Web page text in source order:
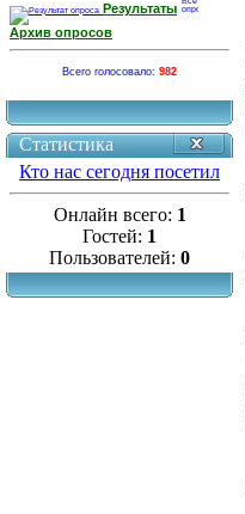
Результаты
Архив опросов
Всего голосовало: 982
Статистика
Кто нас сегодня посетил
Онлайн всего: 1
Гостей: 1
Пользователей: 0